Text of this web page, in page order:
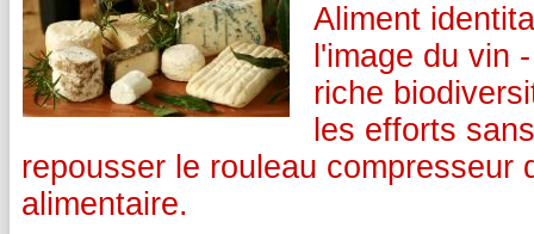
Aliment
l'image du vin
riche
les efforts
repousser le rouleau compresseur
alimentaire.